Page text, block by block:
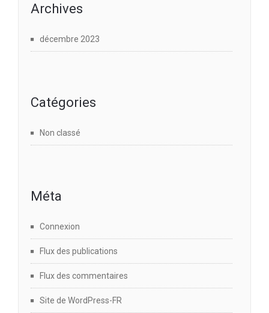
Archives
décembre 2023
Catégories
Non classé
Méta
Connexion
Flux des publications
Flux des commentaires
Site de WordPress-FR